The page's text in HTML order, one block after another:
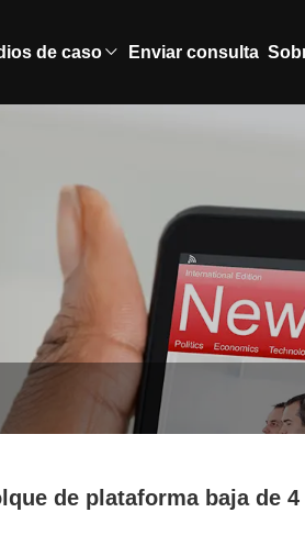
de caso Enviar consulta
de plataforma baja de